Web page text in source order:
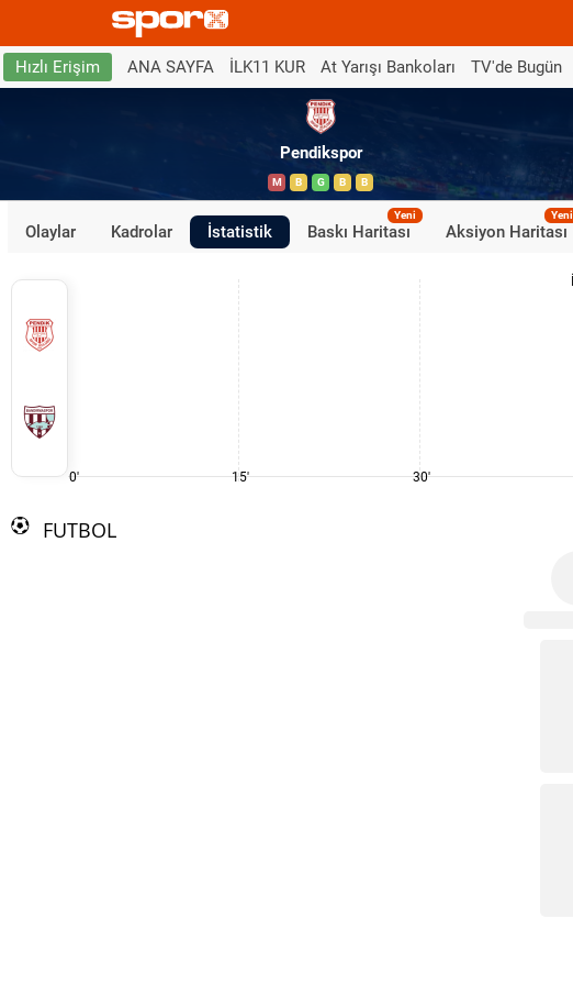
Hızlı Erişim ANA SAYFA İLK11 KUR At Yarışı Bankoları TV'de Bugün
Pendikspor
M B G B B
Olaylar Kadrolar İstatistik Baskı Haritası
Yeni
Aksiyon Haritası
Yeni
0' 15' 30'
FUTBOL